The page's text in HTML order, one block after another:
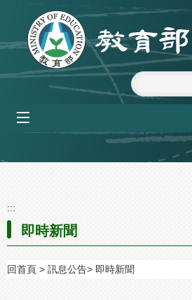
跳到主要內容區塊
:::
即時新聞
回首頁 訊息公告 即時新聞